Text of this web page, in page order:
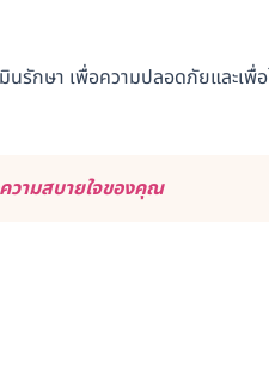
รักษา เพื่อความปลอดภัยและเพื่อ
วามสบายใจของคุณ